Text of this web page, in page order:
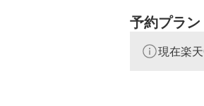
予約プラン
現在楽